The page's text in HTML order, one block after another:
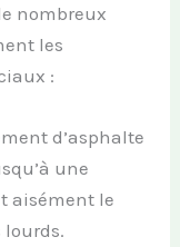
nombreux
les
:
d’asphalte
une
aisément le
lourds.